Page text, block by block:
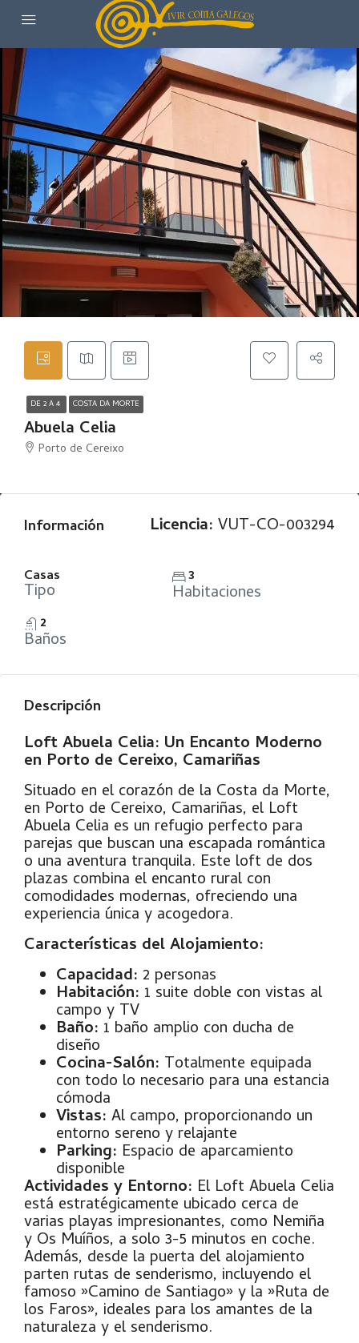
DE 2 A 4 COSTA DA MORTE
Abuela Celia
Porto de Cereixo
Información Licencia: VUT-CO-003294
Casas
Tipo
3
Habitaciones
2
Baños
Descripción
Loft Abuela Celia: Un Encanto Moderno
en Porto de Cereixo, Camariñas
Situado en el corazón de la Costa da Morte,
en Porto de Cereixo, Camariñas, el Loft
Abuela Celia es un refugio perfecto para
parejas que buscan una escapada romántica
o una aventura tranquila. Este loft de dos
plazas combina el encanto rural con
comodidades modernas, ofreciendo una
experiencia única y acogedora.
Características del Alojamiento:
Capacidad: 2 personas
Habitación: 1 suite doble con vistas al
campo y TV
Baño: 1 baño amplio con ducha de
diseño
Cocina-Salón: Totalmente equipada
con todo lo necesario para una estancia
cómoda
Vistas: Al campo, proporcionando un
entorno sereno y relajante
Parking: Espacio de aparcamiento
disponible
Actividades y Entorno: El Loft Abuela Celia
está estratégicamente ubicado cerca de
varias playas impresionantes, como Nemiña
y Os Muíños, a solo 3-5 minutos en coche.
Además, desde la puerta del alojamiento
parten rutas de senderismo, incluyendo el
famoso »Camino de Santiago» y la »Ruta de
los Faros», ideales para los amantes de la
naturaleza y el senderismo.